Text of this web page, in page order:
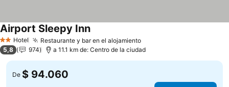
2 Estrellas
Hotel Restaurante y bar en el alojamientoVer precios
Airport Sleepy InnVer precios
5,8 974 a 11.1 km de: Centro de la ciudad
De $ 94.060